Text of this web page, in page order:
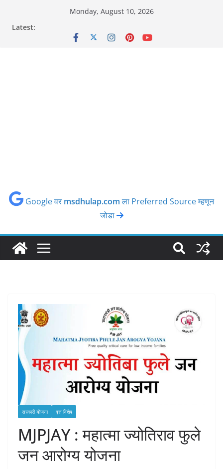
Monday, August 10, 2026
Latest:
Google वर msdhulap.comला Preferred Source म्हणून
जोडा
सरकारी योजना वृत्त विशेष
MJPJAY : महात्मा ज्योतिराव फुले
जन आरोग्य योजना